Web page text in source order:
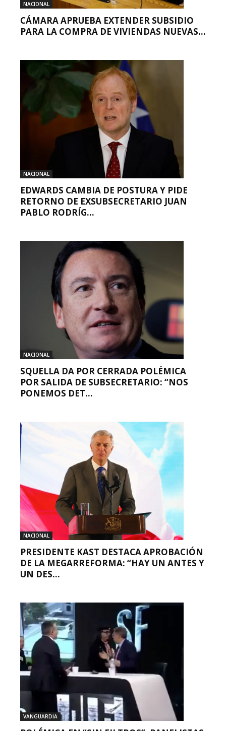
NACIONAL
CÁMARA APRUEBA EXTENDER SUBSIDIO
PARA LA COMPRA DE VIVIENDAS NUEVAS...
NACIONAL
EDWARDS CAMBIA DE POSTURA Y PIDE
RETORNO DE EXSUBSECRETARIO JUAN
PABLO RODRÍG...
NACIONAL
SQUELLA DA POR CERRADA POLÉMICA
POR SALIDA DE SUBSECRETARIO: “NOS
PONEMOS DET...
NACIONAL
PRESIDENTE KAST DESTACA APROBACIÓN
DE LA MEGARREFORMA: “HAY UN ANTES Y
UN DES...
VANGUARDIA